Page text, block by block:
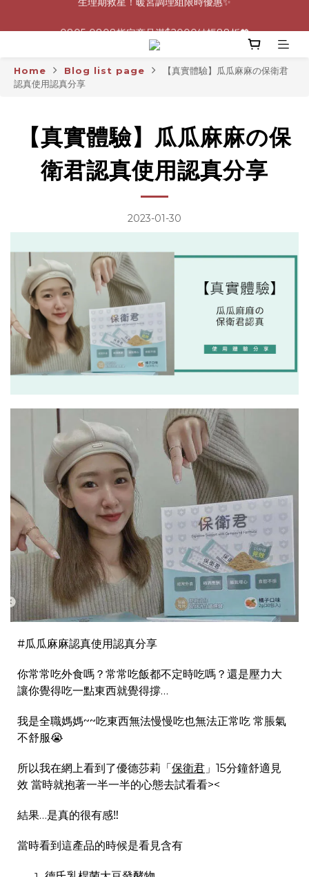
Home Blog list page
【真實體驗】瓜瓜麻麻の保衛君
認真使用認真分享
【真實體驗】瓜瓜麻麻の保
衛君認真使用認真分享
2023-01-30
#瓜瓜麻麻認真使用認真分享
你常常吃外食嗎？常常吃飯都不定時吃嗎？還是壓力大
讓你覺得吃一點東西就覺得撐…
我是全職媽媽~~吃東西無法慢慢吃也無法正常吃 常脹氣
不舒服😭
所以我在網上看到了優德莎莉「保衛君 」15分鐘舒適見
效 當時就抱著一半一半的心態去試看看><
結果…是真的很有感‼️
當時看到這產品的時候是看見含有